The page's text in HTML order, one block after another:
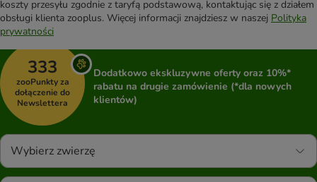
koszty przesyłu zgodnie z taryfą podstawową, kontaktując się z działem
obsługi klienta zooplus. Więcej informacji znajdziesz w naszej Polityka
prywatności
333
zooPunkty za
dołączenie do
Newslettera
Dodatkowo ekskluzywne oferty oraz 10%*
rabatu na drugie zamówienie (*dla nowych
klientów)
Wybierz zwierzę